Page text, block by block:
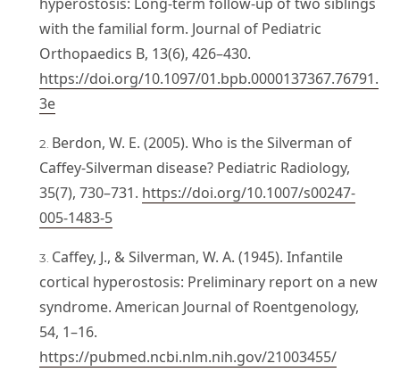
with the familial form. Journal of Pediatric
Orthopaedics B, 13(6), 426–430.
https://doi.org/10.1097/01.bpb.0000137367.76791.
3e
Berdon, W. E. (2005). Who is the Silverman of
Caffey-Silverman disease? Pediatric Radiology,
35(7), 730–731. https://doi.org/10.1007/s00247-
005-1483-5
Caffey, J., & Silverman, W. A. (1945). Infantile
cortical hyperostosis: Preliminary report on a new
syndrome. American Journal of Roentgenology,
54, 1–16.
https://pubmed.ncbi.nlm.nih.gov/21003455/